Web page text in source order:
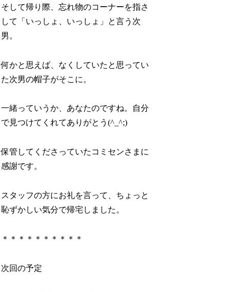
そして帰り際、忘れ物のコーナーを指さ
して「いっしょ、いっしょ」と言う次
男。
何かと思えば、なくしていたと思ってい
た次男の帽子がそこに。
一緒っていうか、あなたのですね。自分
で見つけてくれてありがとう(^_^;)
保管してくださっていたコミセンさまに
感謝です。
スタッフの方にお礼を言って、ちょっと
恥ずかしい気分で帰宅しました。
＊＊＊＊＊＊＊＊＊＊
次回の予定